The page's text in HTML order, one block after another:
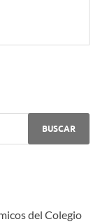
del Colegio